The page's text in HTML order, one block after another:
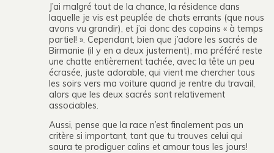
J’ai malgré tout de la chance, la résidence dans
laquelle je vis est peuplée de chats errants (que nous
avons vu grandir), et j’ai donc des copains « à temps
partiel! ». Cependant, bien que j’adore les sacrés de
Birmanie (il y en a deux justement), ma préféré reste
une chatte entièrement tachée, avec la tête un peu
écrasée, juste adorable, qui vient me chercher tous
les soirs vers ma voiture quand je rentre du travail,
alors que les deux sacrés sont relativement
associables.
Aussi, pense que la race n’est finalement pas un
critère si important, tant que tu trouves celui qui
saura te prodiguer calins et amour tous les jours!